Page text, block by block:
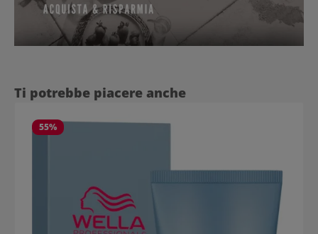
Salta la galleria dei prodotti
Ti potrebbe piacere anche
55%